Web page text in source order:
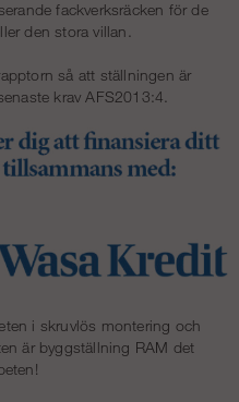
fackverksräcken för de
den stora villan.
så att ställningen är
krav AFS2013:4.
i skruvlös montering och
är byggställning RAM det